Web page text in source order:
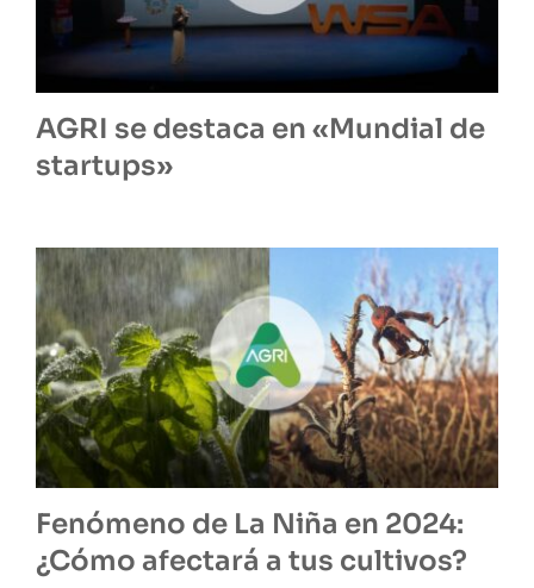
AGRI se destaca en «Mundial de
startups»
Fenómeno de La Niña en 2024:
¿Cómo afectará a tus cultivos?